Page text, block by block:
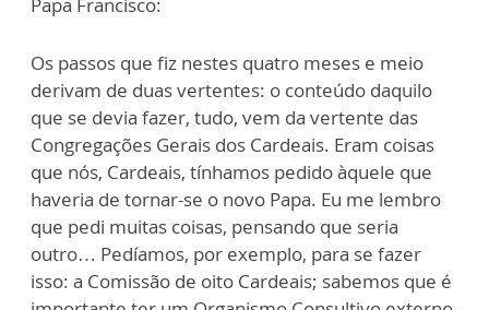
Os passos que fiz nestes quatro meses e meio
derivam de duas vertentes: o conteúdo daquilo
que se devia fazer, tudo, vem da vertente das
Congregações Gerais dos Cardeais. Eram coisas
que nós, Cardeais, tínhamos pedido àquele que
haveria de tornar-se o novo Papa. Eu me lembro
que pedi muitas coisas, pensando que seria
outro… Pedíamos, por exemplo, para se fazer
isso: a Comissão de oito Cardeais; sabemos que é